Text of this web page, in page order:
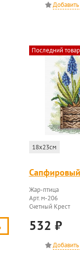
Последний
18x23см
Жар-птица
Арт. м-206
Счетный Крест
532 ₽